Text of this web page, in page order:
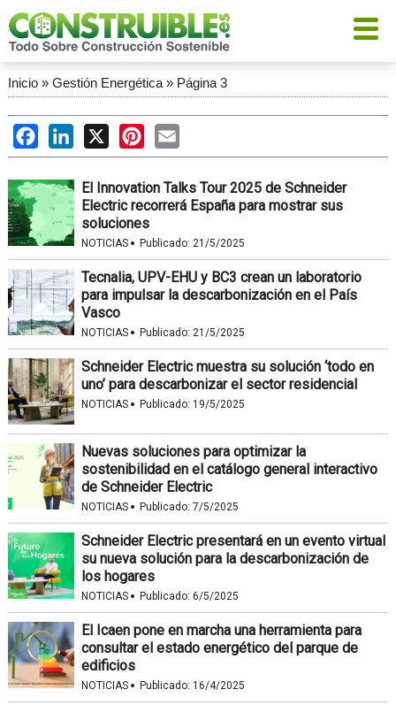
Inicio» Gestión Energética» Página 3
FacebookLinkedIn
X PinterestEmail
El Innovation Talks Tour 2025 de Schneider
Electric recorrerá España para mostrar sus
soluciones
NOTICIAS · Publicado: 21/5/2025
Tecnalia, UPV-EHU y BC3 crean un laboratorio
para impulsar la descarbonización en el País
Vasco
NOTICIAS · Publicado: 21/5/2025
Schneider Electric muestra su solución ‘todo en
uno’ para descarbonizar el sector residencial
NOTICIAS · Publicado: 19/5/2025
Nuevas soluciones para optimizar la
sostenibilidad en el catálogo general interactivo
de Schneider Electric
NOTICIAS · Publicado: 7/5/2025
Schneider Electric presentará en un evento virtual
su nueva solución para la descarbonización de
los hogares
NOTICIAS · Publicado: 6/5/2025
El Icaen pone en marcha una herramienta para
consultar el estado energético del parque de
edificios
NOTICIAS · Publicado: 16/4/2025